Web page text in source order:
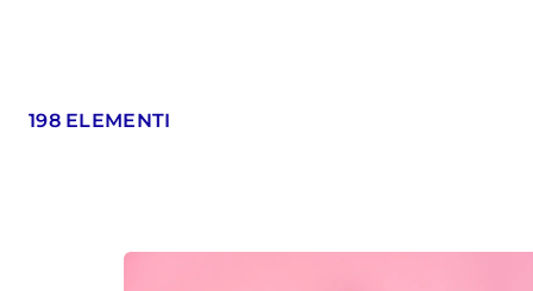
198 ELEMENTI